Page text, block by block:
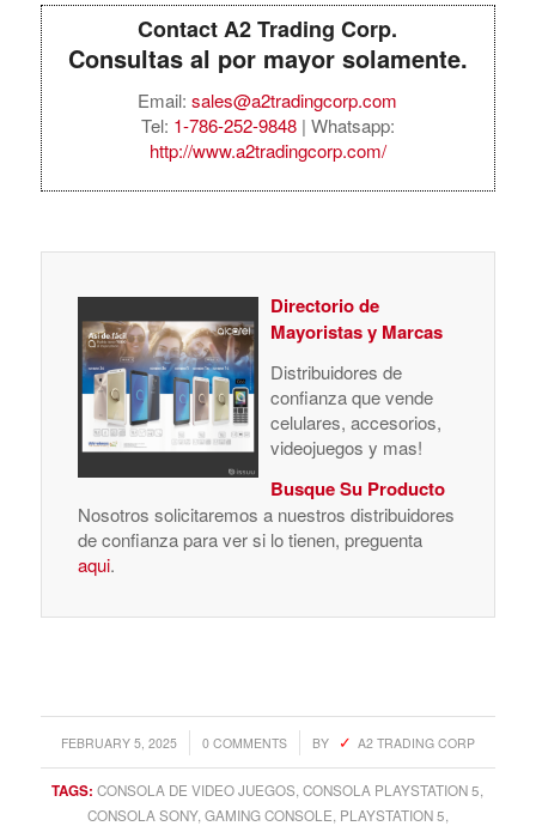
Contact A2 Trading Corp.
Consultas al por mayor solamente.
Email:sales@a2tradingcorp.com
Tel: 1-786-252-9848| Whatsapp:
http://www.a2tradingcorp.com/
Directorio de
Mayoristas y Marcas
Distribuidores de
confianza que vende
celulares, accesorios,
videojuegos y mas!
Busque Su Producto
Nosotros solicitaremos a nuestros distribuidores
de confianza para ver si lo tienen, preguenta
aqui.
FEBRUARY 5, 2025
/ 0 COMMENTS
/ BY A2 TRADING CORP
TAGS: CONSOLA DE VIDEO JUEGOS ,CONSOLA PLAYSTATION 5
CONSOLA SONY, GAMING CONSOLE PLAYSTATION 5